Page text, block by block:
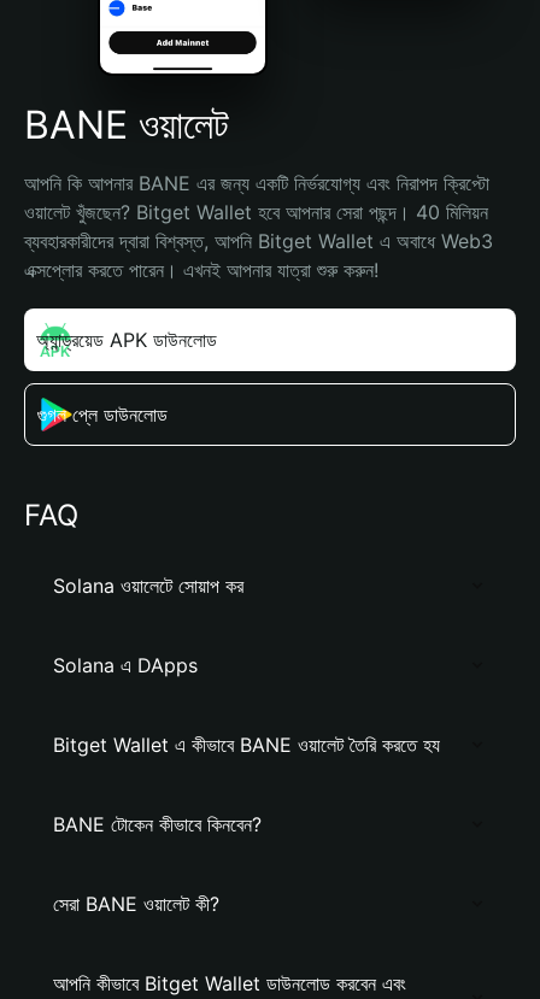
Português (Brasil)
Español (Argentina)
BANE ওয়ালেট
আপনি কি আপনার BANE এর জন্য একটি নির্ভরযোগ্য এবং নিরাপদ ক্রিপ্টো
ওয়ালেট খুঁজছেন? Bitget Wallet হবে আপনার সেরা পছন্দ। 40 মিলিয়ন
ব্যবহারকারীদের দ্বারা বিশ্বস্ত, আপনি Bitget Wallet এ অবাধে Web3
এক্সপ্লোর করতে পারেন। এখনই আপনার যাত্রা শুরু করুন!
অ্যান্ড্রয়েড APK ডাউনলোড
গুগল প্লে ডাউনলোড
FAQ
Solana ওয়ালেটে সোয়াপ কর
Solana এ DApps
Bitget Wallet এ কীভাবে BANE ওয়ালেট তৈরি করতে হয
BANE টোকেন কীভাবে কিনবেন?
সেরা BANE ওয়ালেট কী?
আপনি কীভাবে Bitget Wallet ডাউনলোড করবেন এবং